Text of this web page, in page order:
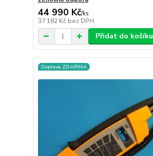
44 990 Kč/ks
37 182 Kč bez DPH
Přidat do košíku
Doprava ZDARMA